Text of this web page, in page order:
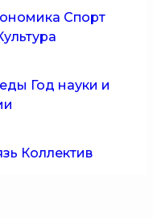
Спорт
Год науки и
Коллектив